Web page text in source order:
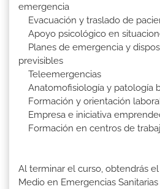
emergencia
Evacuación y traslado de
Apoyo psicológico en
Planes de emergencia y
previsibles
Teleemergencias
Anatomofisiología y patología
Formación y orientación
Empresa e iniciativa
Formación en centros de
Al terminar el curso, obtendrás
Medio en Emergencias Sanitarias